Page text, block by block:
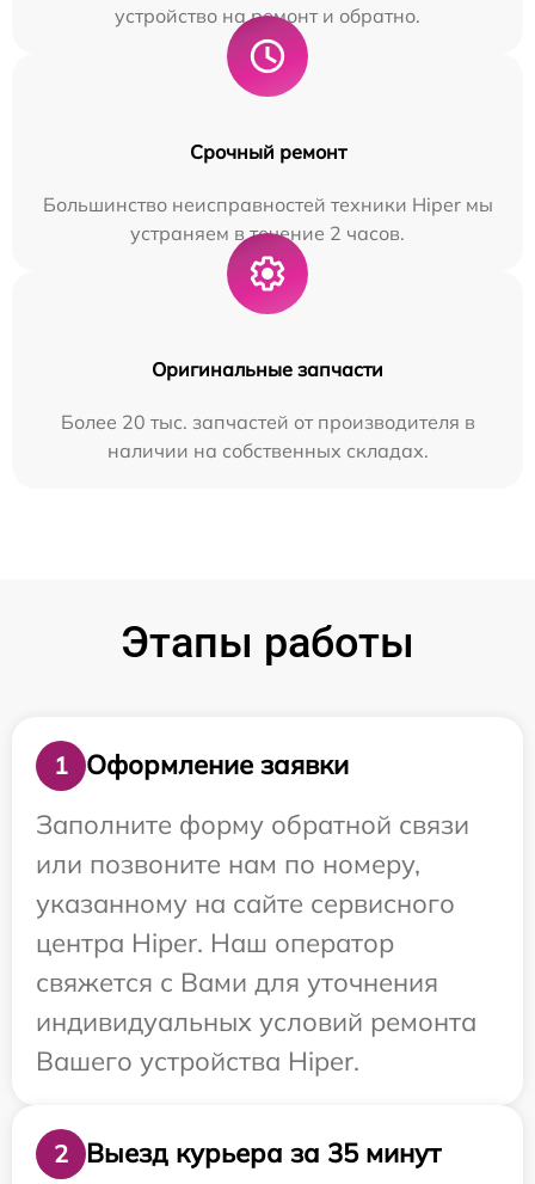
устройство на ремонт и обратно.
Срочный ремонт
Большинство неисправностей техники Hiper мы
устраняем в течение 2 часов.
Оригинальные запчасти
Более 20 тыс. запчастей от производителя в
наличии на собственных складах.
Этапы работы
1
Оформление заявки
Заполните форму обратной связи
или позвоните нам по номеру,
указанному на сайте сервисного
центра Hiper. Наш оператор
свяжется с Вами для уточнения
индивидуальных условий ремонта
Вашего устройства Hiper.
2 Выезд курьера за 35 минут